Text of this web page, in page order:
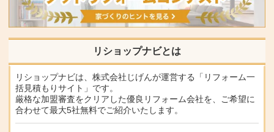
リショップナビとは
リショップナビは、株式会社じげんが運営する「リフォーム一
括見積もりサイト」です。
厳格な加盟審査をクリアした優良リフォーム会社を、ご希望に
合わせて最大5社無料でご紹介いたします。